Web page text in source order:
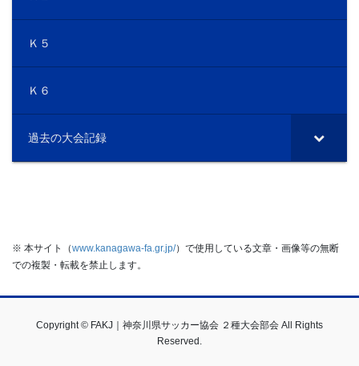
Ｋ５
Ｋ６
過去の大会記録
※ 本サイト（www.kanagawa-fa.gr.jp/）で使用している文章・画像等の無断
での複製・転載を禁止します。
Copyright © FAKJ｜神奈川県サッカー協会 ２種大会部会 All Rights
Reserved.